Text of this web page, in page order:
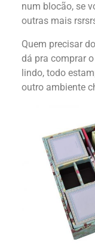
num blocão, se
outras mais
Quem precisar
dá pra comprar
lindo, todo
outro ambiente